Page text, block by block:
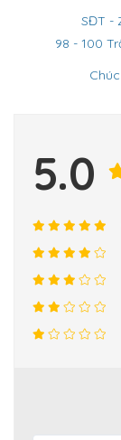
SĐT -
98 - 100
5.0